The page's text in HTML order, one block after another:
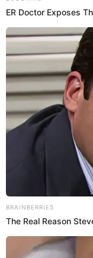
Magaly
Domínguez y
con brujo y
Magaly Medina
Tarazona tras
quien hizo un
cantante no vuelva
burló de ellos y,
de por medio.
28 de mayo de 2026
@